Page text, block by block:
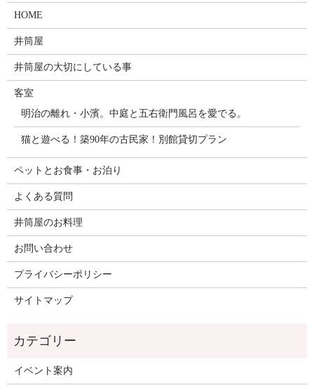
HOME
井筒屋
井筒屋の大切にしている事
客室
明治の離れ・小濱。中庭と五右衛門風呂を愛でる。
猫と遊べる！築90年の古民家！別館貸切プラン
ペットとお食事・お泊り
よくある質問
井筒屋のお料理
お問い合わせ
プライバシーポリシー
サイトマップ
イベント案内